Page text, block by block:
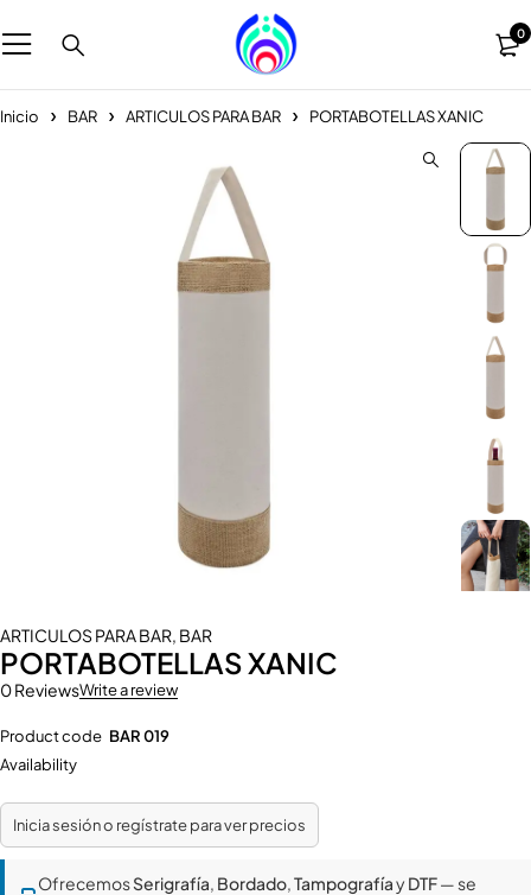
0
Inicio BAR ARTICULOS PARA BAR PORTABOTELLAS XANIC
ARTICULOS PARA BAR, BAR
PORTABOTELLAS XANIC
0 ReviewsWrite a review
Product code BAR 019
Availability
Inicia sesión o regístrate para ver precios
OfrecemosSerigrafía, Bordado,TampografíayDTF— se